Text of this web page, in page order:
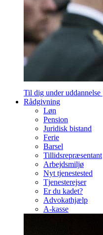
Til dig under uddannelse
Rådgivning
Løn
Pension
Juridisk bistand
Ferie
Barsel
Tillidsrepræsentant
Arbejdsmiljø
Nyt tjenestested
Tjenesterejser
Er du kadet?
Advokathjælp
A-kasse